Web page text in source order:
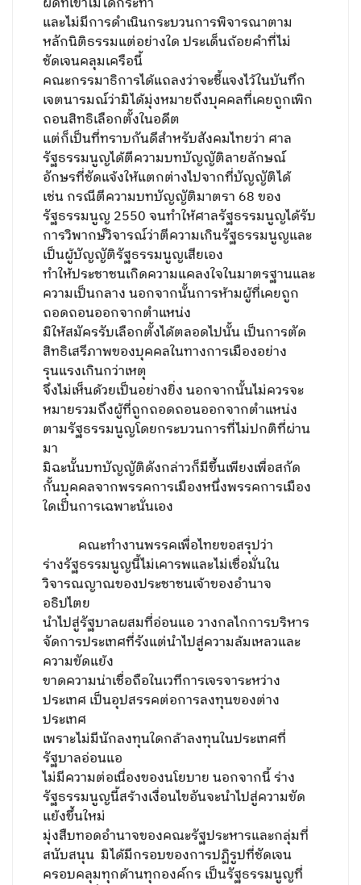
และไม่มีการดำเนินกระบวนการพิจารณาตาม
หลักนิติธรรมแต่อย่างใด ประเด็นถ้อยคำที่ไม่
ชัดเจนคลุมเครือนี้
คณะกรรมาธิการได้แถลงว่าจะชี้แจงไว้ในบันทึก
เจตนารมณ์ว่ามิได้มุ่งหมายถึงบุคคลที่เคยถูกเพิก
ถอนสิทธิเลือกตั้งในอดีต
แต่ก็เป็นที่ทราบกันดีสำหรับสังคมไทยว่า ศาล
รัฐธรรมนูญได้ตีความบทบัญญัติลายลักษณ์
อักษรที่ชัดแจ้งให้แตกต่างไปจากที่บัญญัติได้
เช่น กรณีตีความบทบัญญัติมาตรา 68 ของ
รัฐธรรมนูญ 2550 จนทำให้ศาลรัฐธรรมนูญได้รับ
การวิพากษ์วิจารณ์ว่าตีความเกินรัฐธรรมนูญและ
เป็นผู้บัญญัติรัฐธรรมนูญเสียเอง
ทำให้ประชาชนเกิดความแคลงใจในมาตรฐานและ
ความเป็นกลาง นอกจากนั้นการห้ามผู้ที่เคยถูก
ถอดถอนออกจากตำแหน่ง
มิให้สมัครรับเลือกตั้งได้ตลอดไปนั้น เป็นการตัด
สิทธิเสรีภาพของบุคคลในทางการเมืองอย่าง
รุนแรงเกินกว่าเหตุ
จึงไม่เห็นด้วยเป็นอย่างยิ่ง นอกจากนั้นไม่ควรจะ
หมายรวมถึงผู้ที่ถูกถอดถอนออกจากตำแหน่ง
ตามรัฐธรรมนูญโดยกระบวนการที่ไม่ปกติที่ผ่าน
มา
มิฉะนั้นบทบัญญัติดังกล่าวก็มีขึ้นเพียงเพื่อสกัด
กั้นบุคคลจากพรรคการเมืองหนึ่งพรรคการเมือง
ใดเป็นการเฉพาะนั่นเอง
คณะทำงานพรรคเพื่อไทยขอสรุปว่า
ร่างรัฐธรรมนูญนี้ไม่เคารพและไม่เชื่อมั่นใน
วิจารณญาณของประชาชนเจ้าของอำนาจ
อธิปไตย
นำไปสู่รัฐบาลผสมที่อ่อนแอ วางกลไกการบริหาร
จัดการประเทศที่รังแต่นำไปสู่ความล้มเหลวและ
ความขัดแย้ง
ขาดความน่าเชื่อถือในเวทีการเจรจาระหว่าง
ประเทศ เป็นอุปสรรคต่อการลงทุนของต่าง
ประเทศ
เพราะไม่มีนักลงทุนใดกล้าลงทุนในประเทศที่
รัฐบาลอ่อนแอ
ไม่มีความต่อเนื่องของนโยบาย นอกจากนี้ ร่าง
รัฐธรรมนูญนี้สร้างเงื่อนไขอันจะนำไปสู่ความขัด
แย้งขึ้นใหม่
มุ่งสืบทอดอำนาจของคณะรัฐประหารและกลุ่มที่
สนับสนุน มิได้มีกรอบของการปฏิรูปที่ชัดเจน
ครอบคลุมทุกด้านทุกองค์กร เป็นรัฐธรรมนูญที่